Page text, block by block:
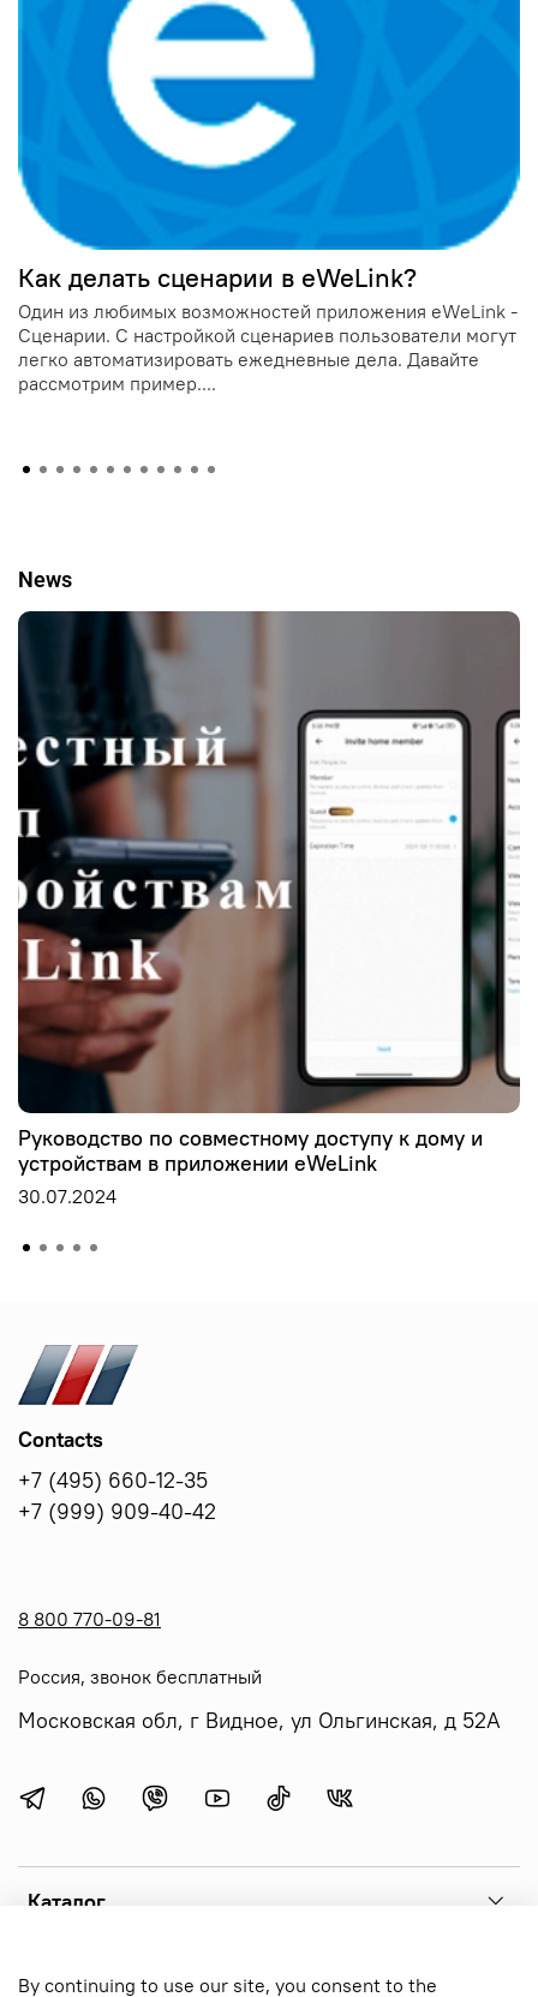
Как делать сценарии в eWeLink?
Один из любимых возможностей приложения eWeLink -
Сценарии. С настройкой сценариев пользователи могут
легко автоматизировать ежедневные дела. Давайте
рассмотрим пример....
News
Руководство по совместному доступу к дому и
устройствам в приложении eWeLink
30.07.2024
Каталог
Menu 1
Contacts
+7 (495) 660-12-35
+7 (999) 909-40-42
8 800 770-09-81
Россия, звонок бесплатный
Московская обл, г Видное, ул Ольгинская, д 52А
By continuing to use our site, you consent to the